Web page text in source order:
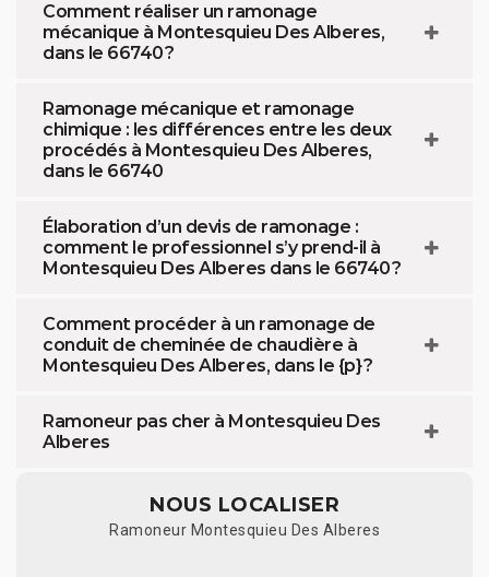
Comment réaliser un ramonage
mécanique à Montesquieu Des Alberes,
dans le 66740 ?
Ramonage mécanique et ramonage
chimique : les différences entre les deux
procédés à Montesquieu Des Alberes,
dans le 66740
Élaboration d’un devis de ramonage :
comment le professionnel s’y prend-il à
Montesquieu Des Alberes dans le 66740 ?
Comment procéder à un ramonage de
conduit de cheminée de chaudière à
Montesquieu Des Alberes, dans le {p} ?
Ramoneur pas cher à Montesquieu Des
Alberes
NOUS LOCALISER
Ramoneur Montesquieu Des Alberes